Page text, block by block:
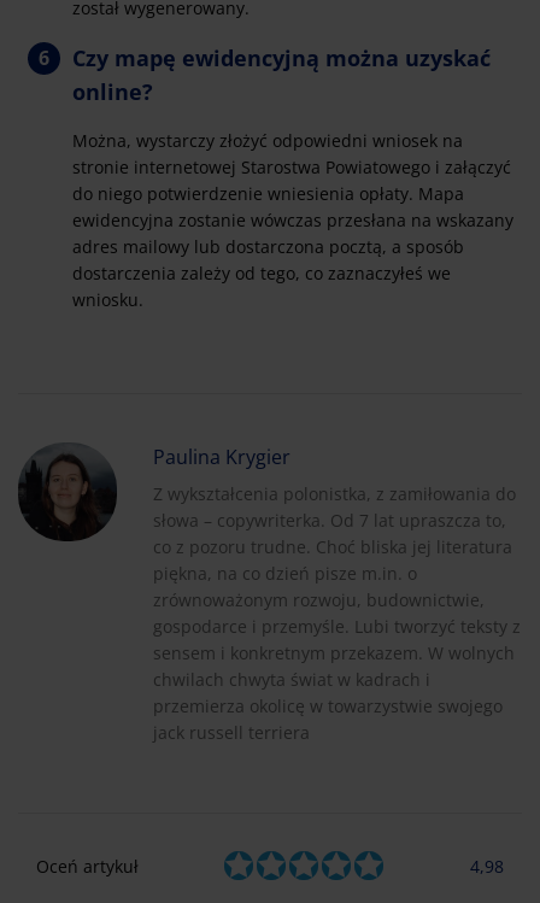
został wygenerowany.
Czy mapę ewidencyjną można uzyskać
online?
Można, wystarczy złożyć odpowiedni wniosek na
stronie internetowej Starostwa Powiatowego i załączyć
do niego potwierdzenie wniesienia opłaty. Mapa
ewidencyjna zostanie wówczas przesłana na wskazany
adres mailowy lub dostarczona pocztą, a sposób
dostarczenia zależy od tego, co zaznaczyłeś we
wniosku.
Paulina Krygier
Z wykształcenia polonistka, z zamiłowania do
słowa – copywriterka. Od 7 lat upraszcza to,
co z pozoru trudne. Choć bliska jej literatura
piękna, na co dzień pisze m.in. o
zrównoważonym rozwoju, budownictwie,
gospodarce i przemyśle. Lubi tworzyć teksty z
sensem i konkretnym przekazem. W wolnych
chwilach chwyta świat w kadrach i
przemierza okolicę w towarzystwie swojego
jack russell terriera
Oceń artykuł 4,98